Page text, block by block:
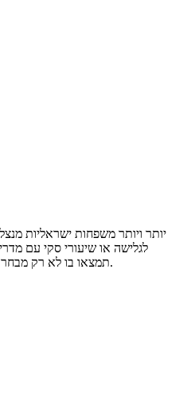
יותר ויותר משפחות ישראליות
לגלישה או שיעורי סקי עם
תמצאו בו לא רק מבחר מסלולי גלישה אלא גם שלל מסעדות, חנויות ומקומות שכיף לבקר בהם ברגל. מה שאומר שגם אם הילדים יעדיפו לוותר על הגלישה אחרי שיעור או שניים, יחכו להם מגוון אטרקציות אחרות.